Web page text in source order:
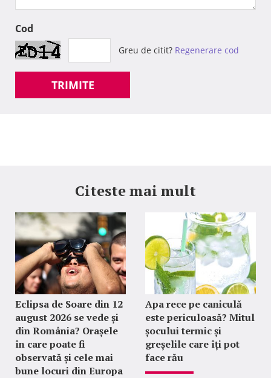
Cod
Greu de citit? Regenerare cod
TRIMITE
Citeste mai mult
Eclipsa de Soare din 12
august 2026 se vede și
din România? Orașele
în care poate fi
observată și cele mai
bune locuri din Europa
Apa rece pe caniculă
este periculoasă? Mitul
șocului termic și
greșelile care îți pot
face rău